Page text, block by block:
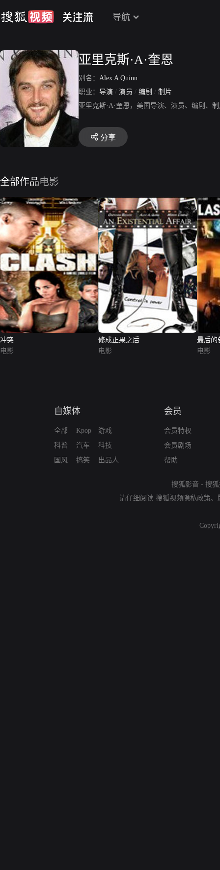
导航
亚里克斯·A·奎恩
别名： Alex A Quinn
职业： 导演 / 演员 / 编剧 / 制片
亚里克斯·A·奎恩，美国导演、演员、编剧、
分享
全部作品电影
冲突
电影
修成正果之后
电影
最后的
电影
自媒体
全部
科普
国风
Kpop
汽车
搞笑
游戏
科技
出品人
会员
会员特权
会员剧场
帮助
搜狐影音 - 搜
请仔细阅读 搜狐视频隐私政策、